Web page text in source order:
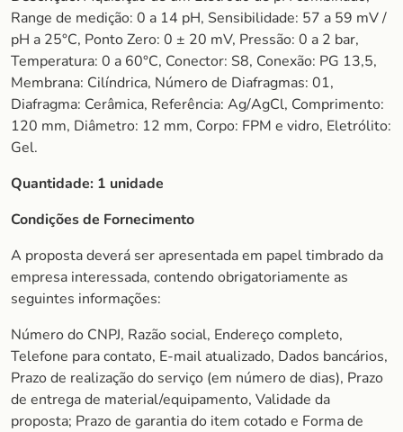
Range de medição: 0 a 14 pH, Sensibilidade: 57 a 59 mV /
pH a 25°C, Ponto Zero: 0 ± 20 mV, Pressão: 0 a 2 bar,
Temperatura: 0 a 60°C, Conector: S8, Conexão: PG 13,5,
Membrana: Cilíndrica, Número de Diafragmas: 01,
Diafragma: Cerâmica, Referência: Ag/AgCl, Comprimento:
120 mm, Diâmetro: 12 mm, Corpo: FPM e vidro, Eletrólito:
Gel.
Quantidade: 1 unidade
Condições de Fornecimento
A proposta deverá ser apresentada em papel timbrado da
empresa interessada, contendo obrigatoriamente as
seguintes informações:
Número do CNPJ, Razão social, Endereço completo,
Telefone para contato, E-mail atualizado, Dados bancários,
Prazo de realização do serviço (em número de dias), Prazo
de entrega de material/equipamento, Validade da
proposta; Prazo de garantia do item cotado e Forma de